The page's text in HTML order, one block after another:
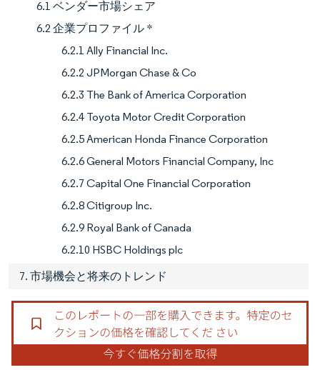
6.1 ベンダー市場シェア
6.2 企業プロファイル *
6.2.1 Ally Financial Inc.
6.2.2 JPMorgan Chase & Co
6.2.3 The Bank of America Corporation
6.2.4 Toyota Motor Credit Corporation
6.2.5 American Honda Finance Corporation
6.2.6 General Motors Financial Company, Inc
6.2.7 Capital One Financial Corporation
6.2.8 Citigroup Inc.
6.2.9 Royal Bank of Canada
6.2.10 HSBC Holdings plc
7. 市場機会と将来のトレンド